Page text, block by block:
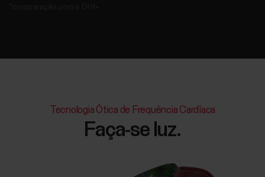
Tecnologia Ótica de Frequência Cardíaca
Faça-se luz.